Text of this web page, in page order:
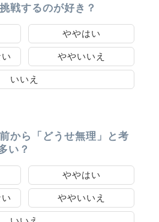
戦するのが好き？
ややはい
ややいいえ
いいえ
から「どうせ無理」と考
い？
ややはい
ややいいえ